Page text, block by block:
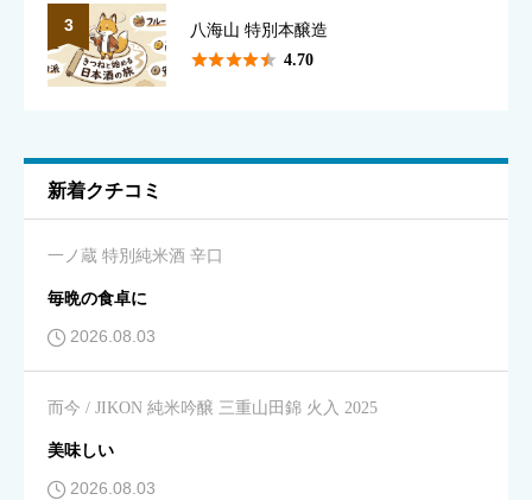
味のわかりやすさ
キレ 必須
星の数をお選びください
飲みやすさ 必須
星の数をお選びください
3 八海山 特別本醸造
 4.70
新着クチコミ
一ノ蔵 特別純米酒 辛口
毎晩の食卓に
2026.08.03
而今 / JIKON 純米吟醸 三重山田錦 火入 2025
美味しい
2026.08.03